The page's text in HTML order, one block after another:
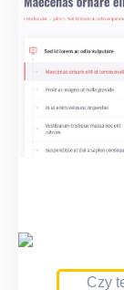
Czy